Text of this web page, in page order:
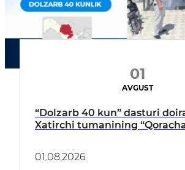
01
AVGUST
“Dolzarb 40 kun” dasturi
Xatirchi tumanining
borildi
01.08.2026